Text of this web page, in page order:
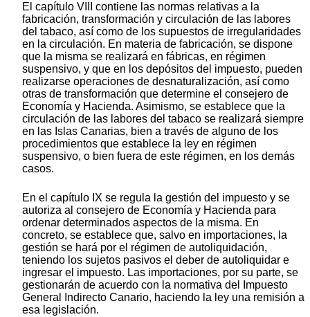
El capítulo VIII contiene las normas relativas a la
fabricación, transformación y circulación de las labores
del tabaco, así como de los supuestos de irregularidades
en la circulación. En materia de fabricación, se dispone
que la misma se realizará en fábricas, en régimen
suspensivo, y que en los depósitos del impuesto, pueden
realizarse operaciones de desnaturalización, así como
otras de transformación que determine el consejero de
Economía y Hacienda. Asimismo, se establece que la
circulación de las labores del tabaco se realizará siempre
en las Islas Canarias, bien a través de alguno de los
procedimientos que establece la ley en régimen
suspensivo, o bien fuera de este régimen, en los demás
casos.
En el capítulo IX se regula la gestión del impuesto y se
autoriza al consejero de Economía y Hacienda para
ordenar determinados aspectos de la misma. En
concreto, se establece que, salvo en importaciones, la
gestión se hará por el régimen de autoliquidación,
teniendo los sujetos pasivos el deber de autoliquidar e
ingresar el impuesto. Las importaciones, por su parte, se
gestionarán de acuerdo con la normativa del Impuesto
General Indirecto Canario, haciendo la ley una remisión a
esa legislación.